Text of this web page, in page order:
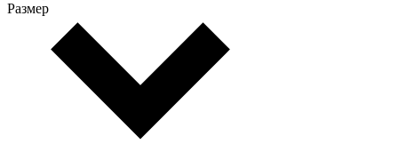
Размер